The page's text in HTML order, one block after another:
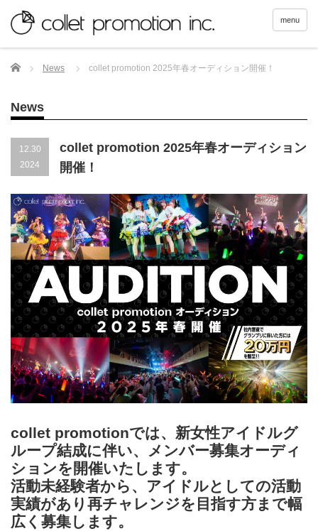
menu
Home News collet promotion 2025年春オーディション開催！
News
12.30
2024
collet promotion 2025年春オーディション
開催！
collet promotionでは、新女性アイドルグ
ループ結成に伴い、メンバー募集オーディ
ションを開催いたします。
活動未経験者から、アイドルとしての活動
実績があり再チャレンジを目指す方まで幅
広く募集します。